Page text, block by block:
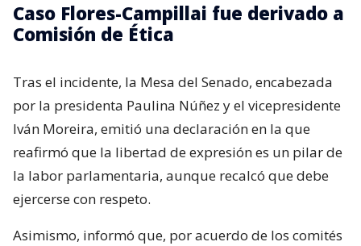
Caso Flores-Campillai fue derivado a
Comisión de Ética
Tras el incidente, la Mesa del Senado, encabezada
por la presidenta Paulina Núñez y el vicepresidente
Iván Moreira, emitió una declaración en la que
reafirmó que la libertad de expresión es un pilar de
la labor parlamentaria, aunque recalcó que debe
ejercerse con respeto.
Asimismo, informó que, por acuerdo de los comités